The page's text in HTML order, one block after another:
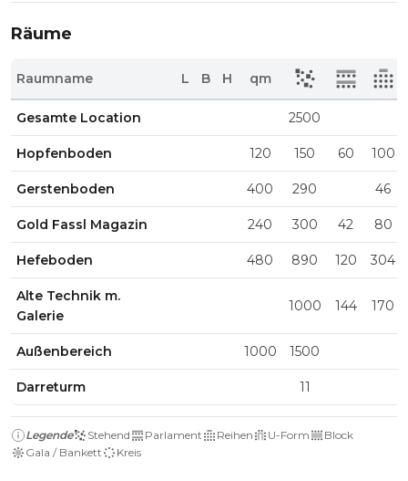
Räume
Raumname L B H qm
Gesamte Location 2500
Hopfenboden 120 150 60 100
Gerstenboden 400 290 46
Gold Fassl Magazin 240 300 42 80
Hefeboden 480 890 120 304
Alte Technik m.
Galerie
1000 144 170
Außenbereich 1000 1500
Darreturm 11
Legende Stehend Parlament Reihen U-Form
Block
Gala / Bankett
Kreis